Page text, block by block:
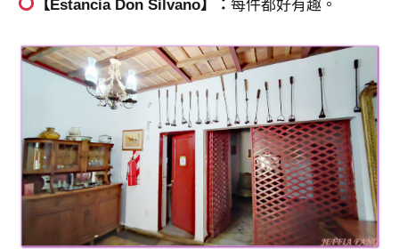
【Estancia Don Silvano】：每件都好有趣。